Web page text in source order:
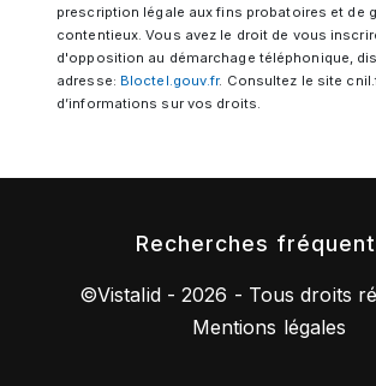
prescription légale aux fins probatoires et de
contentieux. Vous avez le droit de vous
d'opposition au démarchage téléphonique,
adresse:
Bloctel.gouv.fr. Consultez le site
d’informations sur vos droits.
Recherches
©Vistalid- 2026 - Tous droits
Mentions légales